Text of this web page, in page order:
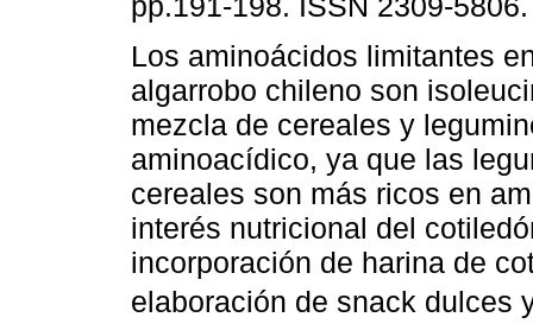
Los aminoácidos limitantes
algarrobo chileno son
mezcla de cereales y
aminoacídico, ya que las
cereales son más ricos en
interés nutricional del
incorporación de harina de
elaboración de snack